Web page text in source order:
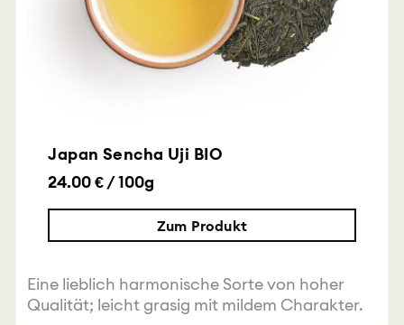
Japan Sencha Uji BIO
24.00 € / 100g
Zum Produkt
Eine lieblich harmonische Sorte von hoher
Qualität; leicht grasig mit mildem Charakter.